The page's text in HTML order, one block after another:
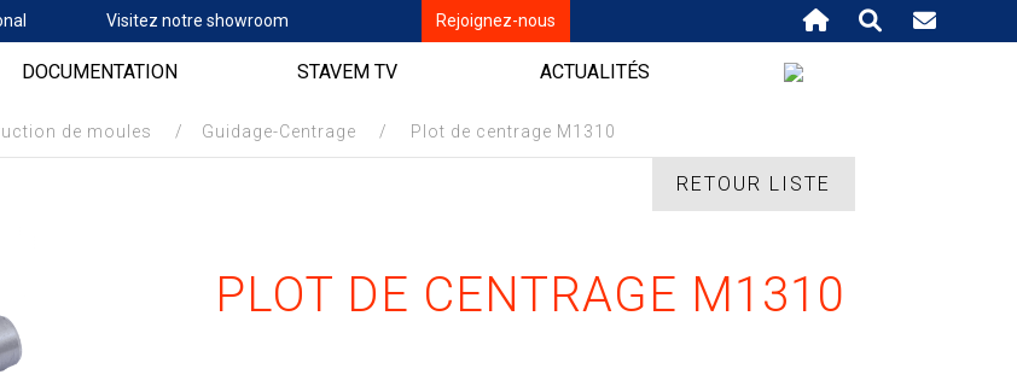
Rejoignez-nous
Visitez notre showroom
DOCUMENTATION STAVEM TV ACTUALITÉS
de moules / Guidage-Centrage / Plot de centrage M1310
RETOUR LISTE
PLOT DE CENTRAGE M1310